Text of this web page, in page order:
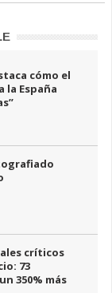
cómo el
la España
críticos
73
350% más